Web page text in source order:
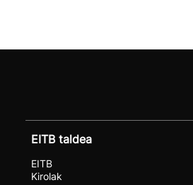
EITB taldea
EITB
Kirolak